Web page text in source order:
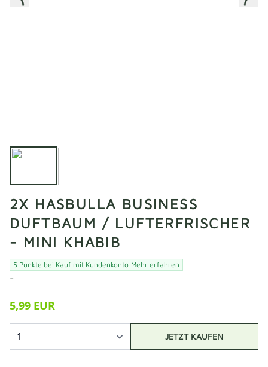
2X HASBULLA BUSINESS
DUFTBAUM / LUFTERFRISCHER
- MINI KHABIB
5 Punkte bei Kauf mit Kundenkonto Mehr erfahren
-
5,99 EUR
JETZT KAUFEN